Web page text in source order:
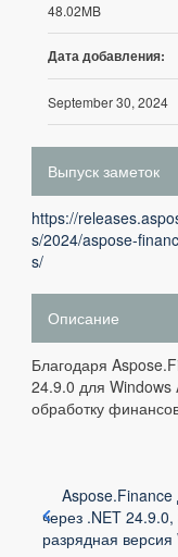
48.02MB
Дата добавления:
September 30, 2024
Выпуск заметок
https://
s/2024/aspose-
s/
Описание
Благодаря
24.9.0 для Windows
обработку
Aspose.Finance
через .NET 24.9.0,
разрядная